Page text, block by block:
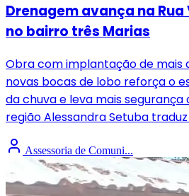
Drenagem avança na
no bairro três Marias
Obra com implantação de mais
novas bocas de lobo reforça o
da chuva e leva mais
região Alessandra Setuba traduz
Assessoria de Comuni...